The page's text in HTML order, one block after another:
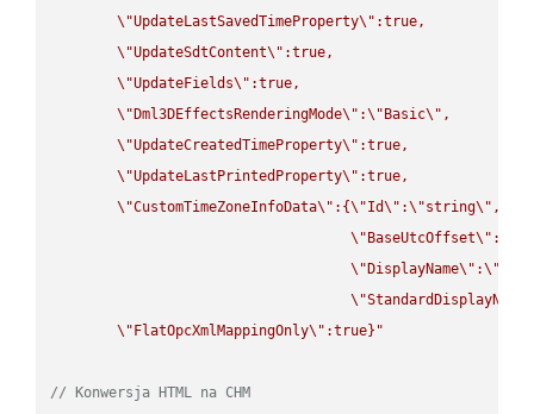
\"UpdateLastSavedTimeProperty\" :true,
\"UpdateSdtContent\" :true,
\"UpdateFields\" :true,
\" Dml3DEffectsRenderingMode\" :\" Basic\" ,
\"UpdateCreatedTimeProperty\" :true,
\"UpdateLastPrintedProperty\" :true,
\"CustomTimeZoneInfoData\" :{\"Id\" :\"string\" ,
\" BaseUtcOffset\" :
\" DisplayName\" :\"
\"StandardDisplayName
\" FlatOpcXmlMappingOnly\" :true}"
// Konwersja HTML na CHM